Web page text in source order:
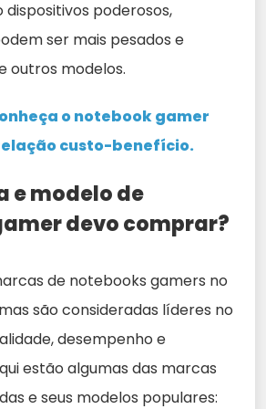
dispositivos poderosos,
ser mais pesados e
outros modelos.
o notebook gamer
custo-benefício.
e modelo de
devo comprar?
de notebooks gamers no
são consideradas líderes no
desempenho e
estão algumas das marcas
e seus modelos populares: